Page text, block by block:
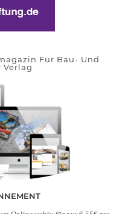
Für Bau- Und
Verlag